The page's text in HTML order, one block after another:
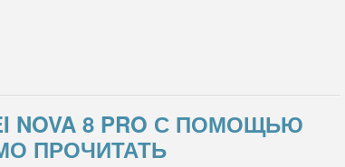
NOVA 8 PRO С ПОМОЩЬЮ
ПРОЧИТАТЬ